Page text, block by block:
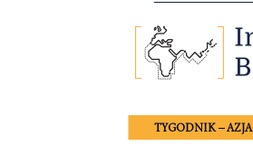
TYGODNIK – AZJA